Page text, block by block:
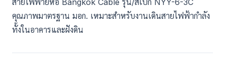
คุณภาพมาตรฐาน มอก. เหมาะสำหรับงานเดินสายไฟฟ้ากำลัง
ทั้งในอาคารและฝังดิน